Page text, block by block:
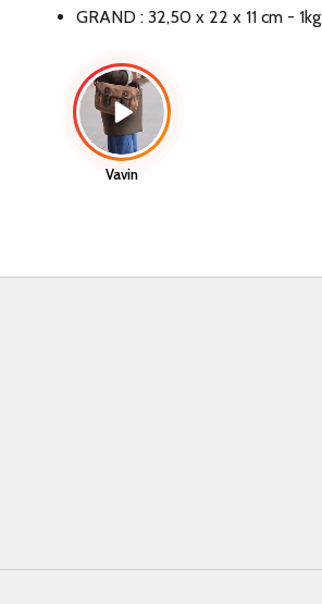
GRAND : 32,50 x 22 x 11 cm - 1kg
Vavin